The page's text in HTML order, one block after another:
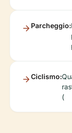
Parcheggio:
Ciclismo:
(